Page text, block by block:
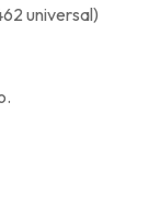
universal)